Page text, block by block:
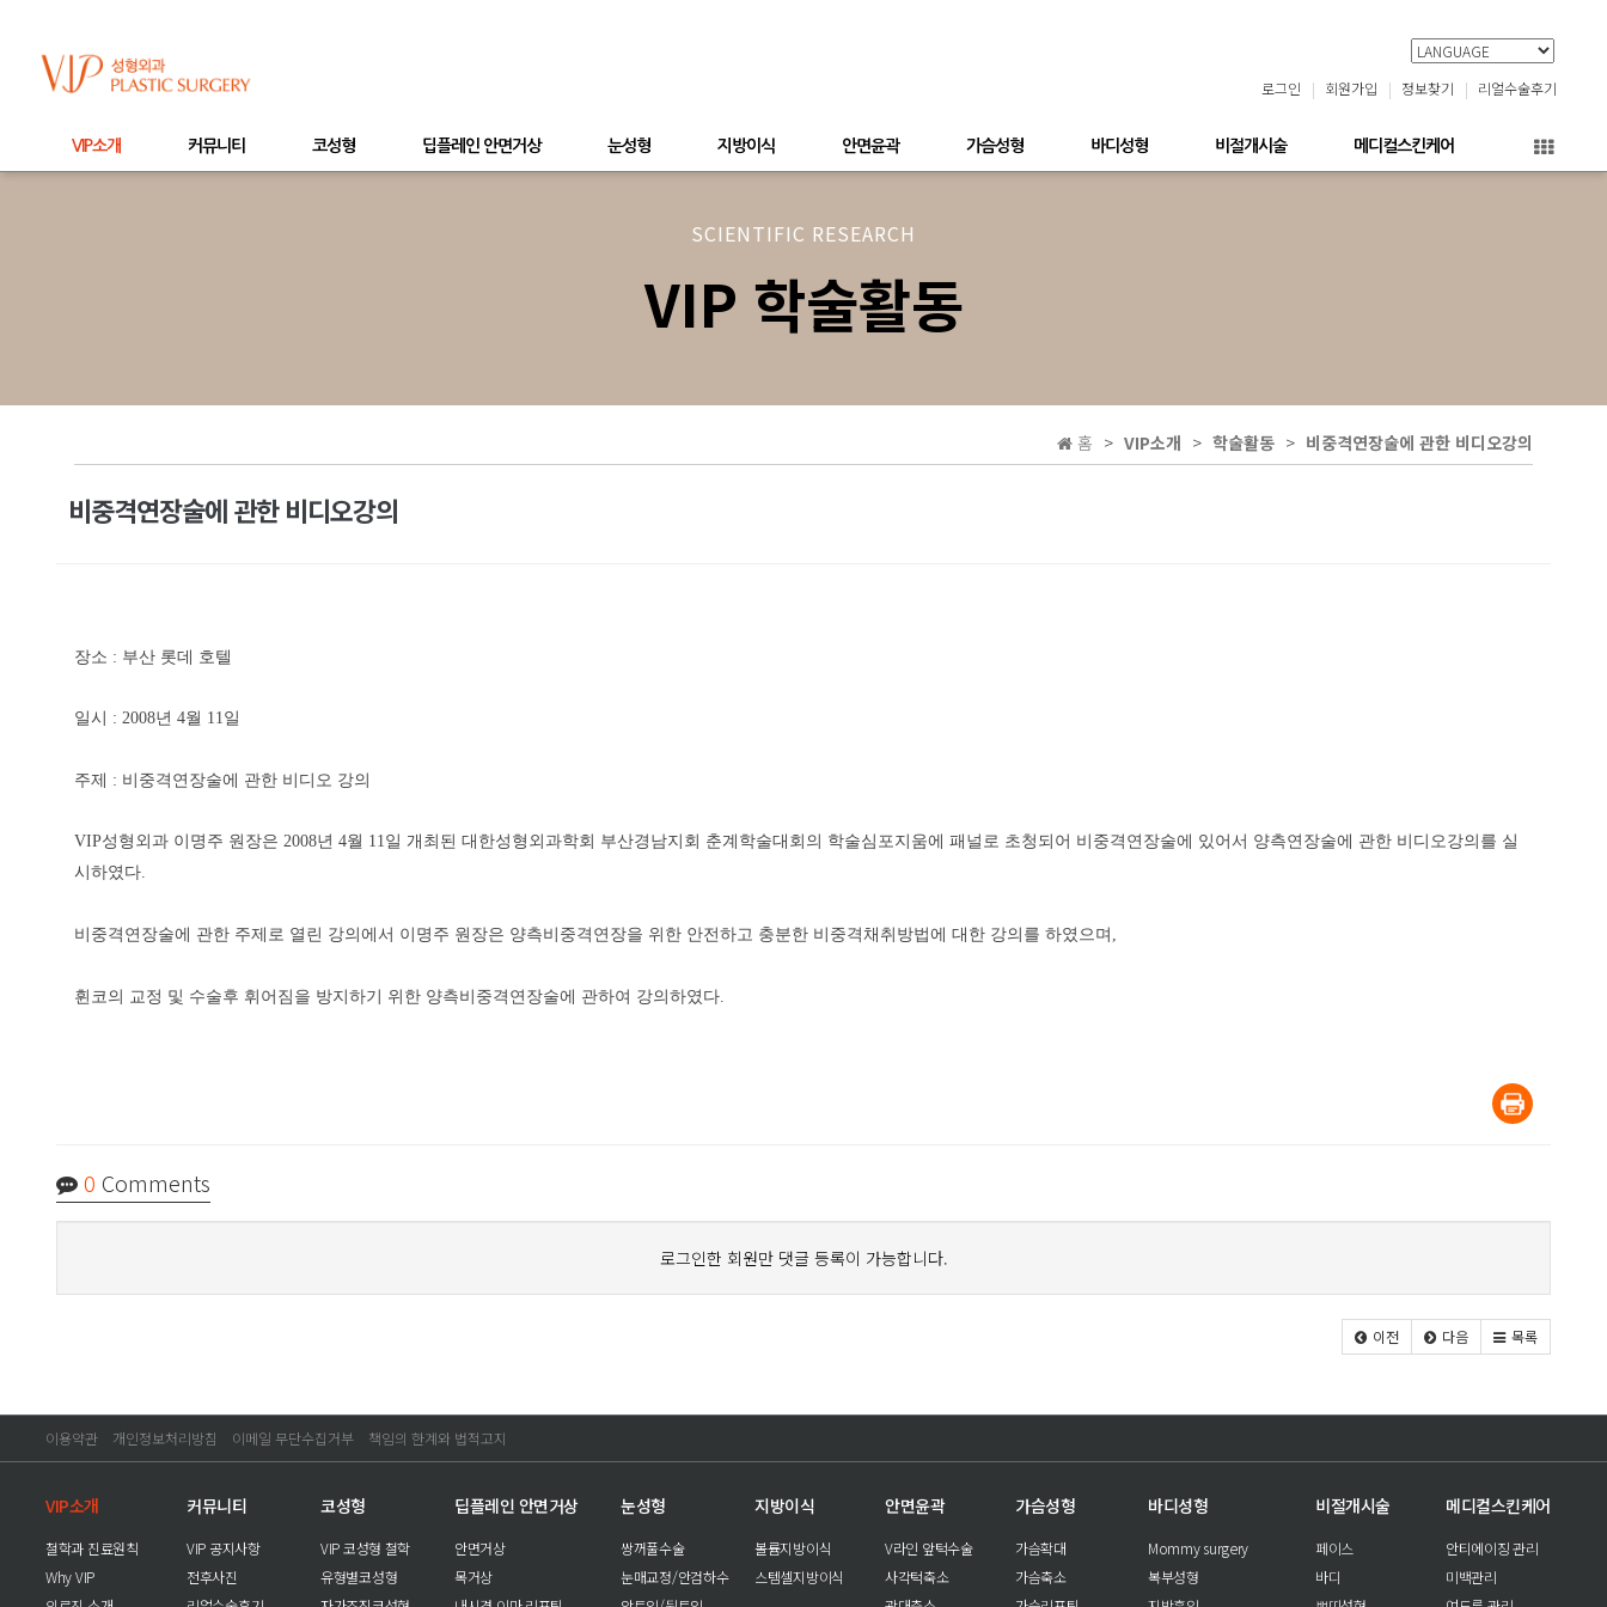
로그인 회원가입 정보찾기 리얼수술후기
VIP소개 커뮤니티 코성형 딥플레인 안면거상 눈성형 지방이식 안면윤곽 가슴성형 바디성형 비절개시술 메디컬스킨케어
SCIENTIFIC RESEARCH
VIP 학술활동
홈 VIP소개 학술활동 비중격연장술에 관한 비디오강의
비중격연장술에 관한 비디오강의
장소 : 부산 롯데 호텔
일시 : 2008년 4월 11일
주제 : 비중격연장술에 관한 비디오 강의
VIP성형외과 이명주 원장은 2008년 4월 11일 개최된 대한성형외과학회 부산경남지회 춘계학술대회의 학술심포지움에 패널로 초청되어 비중격연장술에 있어서 양측연장술에 관한 비디오강의를 실
시하였다.
비중격연장술에 관한 주제로 열린 강의에서 이명주 원장은 양측비중격연장을 위한 안전하고 충분한 비중격채취방법에 대한 강의를 하였으며,
휜코의 교정 및 수술후 휘어짐을 방지하기 위한 양측비중격연장술에 관하여 강의하였다.
0 Comments
로그인한 회원만 댓글 등록이 가능합니다.
이전 다음 목록
이용약관 개인정보처리방침 이메일 무단수집거부 책임의 한계와 법적고지
VIP소개
철학과 진료원칙
Why VIP
커뮤니티
VIP 공지사항
전후사진
코성형
VIP 코성형 철학
유형별코성형
딥플레인 안면거상
안면거상
목거상
눈성형
쌍꺼풀수술
눈매교정/안검하수
지방이식
볼륨지방이식
스템셀지방이식
안면윤곽
V라인 앞턱수술
사각턱축소
가슴성형
가슴확대
가슴축소
바디성형
Mommy surgery
복부성형
비절개시술
페이스
바디
메디컬스킨케어
안티에이징 관리
미백관리